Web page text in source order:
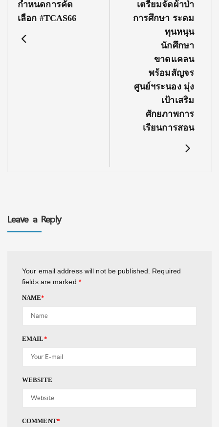
กำหนดการคัด
เลือก #TCAS66
เตรียมจัดผ้าป่า
การศึกษา ระดม
ทุนหนุน
นักศึกษา
ขาดแคลน
พร้อมสัญจร
ศูนย์ฯระนอง มุ่ง
เป้าเสริม
ศักยภาพการ
เรียนการสอน
Leave a Reply
Your email address will not be published.
Required
fields are marked *
NAME*
EMAIL*
WEBSITE
COMMENT*